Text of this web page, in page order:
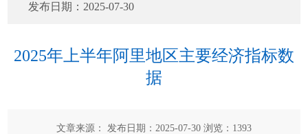
发布日期： 2025-07-30
2025年上半年阿里地区主要经济指标数
据
文章来源： 发布日期：2025-07-30 浏览： 1393